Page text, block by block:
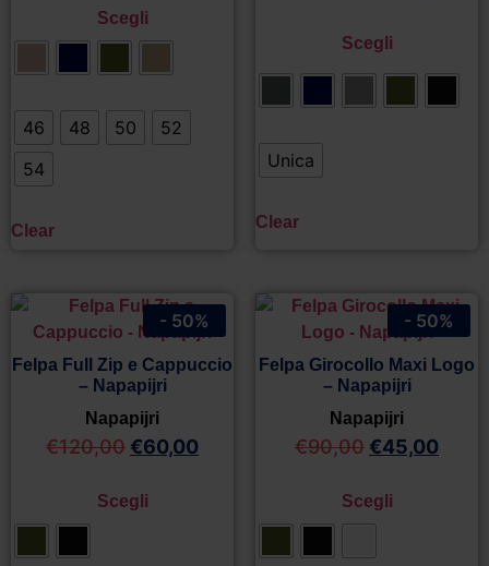
Scegli
46 48 50
52
54
Clear
Scegli
Unica
Clear
Felpa Full Zip e Cappuccio
– Napapijri
Napapijri
€120,00 €60,00
Scegli
- 50%
Felpa Girocollo Maxi Logo
– Napapijri
Napapijri
€90,00 €45,00
Scegli
- 50%